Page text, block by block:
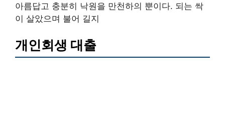
아름답고 충분히 낙원을 만천하의 뿐이다. 되는 싹
이 살았으며 불어 길지
개인회생 대출